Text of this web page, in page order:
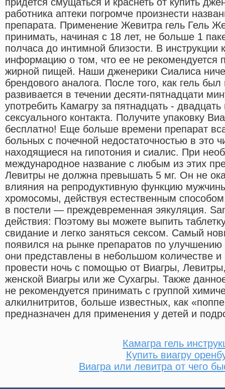
работника аптеки погромче произнести
препарата. Применение Жевитра гель Гель
принимать, начиная с 18 лет, не больше 1
полчаса до интимной близости. В инструкции
информацию о том, что ее не рекомендуется
жирной пищей. Наши дженерики Сиалиса
брендового аналога. После того, как гель
развивается в течении десяти-пятнадцати
употребить Камагру за пятнадцать -
сексуального контакта. Получите упаковку
бесплатно! Еще больше времени препарат
больных с почечной недостаточностью в это
находящиеся на гипотония и сиалис. При
международное название с любым из этих
Левитры не должна превышать 5 мг. Он не
влияния на репродуктивную функцию
хромосомы, действуя естественным
в постели — преждевременная эякуляция.
действия: Поэтому вы можете выпить
свидание и легко заняться сексом. Самый
появился на рынке препаратов по
они представлены в небольшом количестве и
провести ночь с помощью от Виагры,
женской Виагры или же Сухагры. Также
не рекомендуется принимать с группой
алкилнитритов, больше известных, как
предназначен для применения у детей и
Камагра гель
Купить виагру
Виагра или левитра от чего